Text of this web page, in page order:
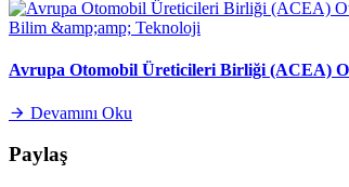
Bilim &amp;amp; Teknoloji
Avrupa Otomobil Üreticileri Birliği (ACEA)
Devamını Oku
Paylaş